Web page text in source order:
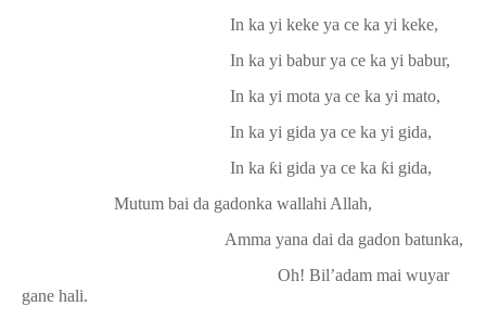
In ka yi keke ya ce ka yi keke,
In ka yi babur ya ce ka yi babur,
In ka yi mota ya ce ka yi mato,
In ka yi gida ya ce ka yi gida,
In ka ƙi gida ya ce ka ƙi gida,
Mutum bai da gadonka wallahi Allah,
Amma yana dai da gadon batunka,
Oh! Bil’adam mai wuyar
gane hali.